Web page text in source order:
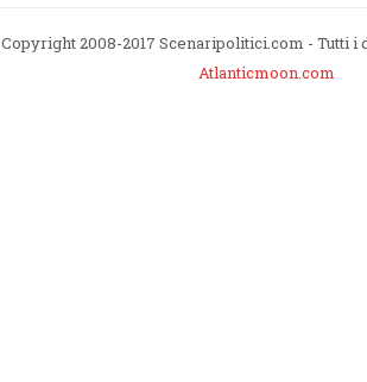
2008-2017 Scenaripolitici.com - Tutti
Atlanticmoon.com